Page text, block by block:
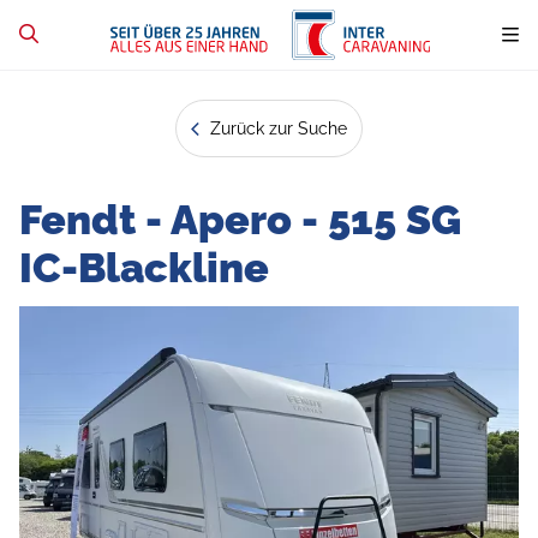
Zurück zur Suche
Fendt - Apero - 515 SG
IC-Blackline